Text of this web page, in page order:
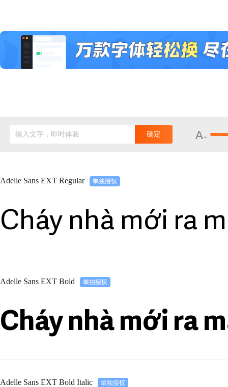
输入文字，即时体验 确定
Adelle Sans EXT Regular
Cháy nhà mới ra
Adelle Sans EXT Bold
Cháy nhà mới ra
Adelle Sans EXT Bold Italic